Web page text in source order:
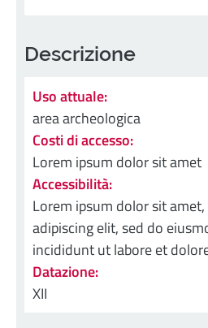
Descrizione
Uso attuale:
area archeologica
Costi di accesso:
Lorem ipsum dolor sit amet
Accessibilità:
Lorem ipsum dolor sit
adipiscing elit, sed do
incididunt ut labore et
Datazione:
XII